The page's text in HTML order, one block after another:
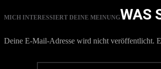
MICH INTERESSIERT DEINE MEINUNGWAS
Deine E-Mail-Adresse wird nicht veröffentlicht.